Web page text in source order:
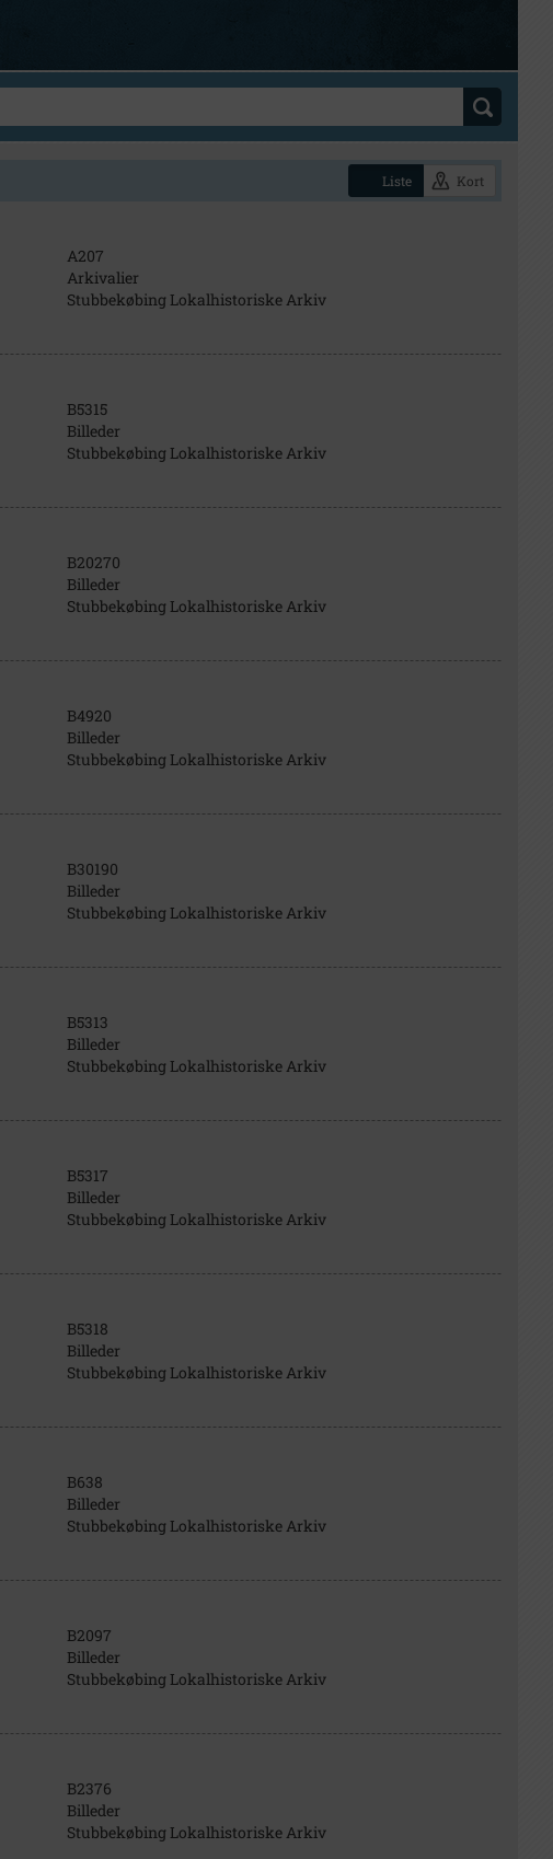
Liste Kort
A207
Arkivalier
Stubbekøbing Lokalhistoriske Arkiv
B5315
Billeder
Stubbekøbing Lokalhistoriske Arkiv
B20270
Billeder
Stubbekøbing Lokalhistoriske Arkiv
B4920
Billeder
Stubbekøbing Lokalhistoriske Arkiv
B30190
Billeder
Stubbekøbing Lokalhistoriske Arkiv
B5313
Billeder
Stubbekøbing Lokalhistoriske Arkiv
B5317
Billeder
Stubbekøbing Lokalhistoriske Arkiv
B5318
Billeder
Stubbekøbing Lokalhistoriske Arkiv
B638
Billeder
Stubbekøbing Lokalhistoriske Arkiv
B2097
Billeder
Stubbekøbing Lokalhistoriske Arkiv
B2376
Billeder
Stubbekøbing Lokalhistoriske Arkiv